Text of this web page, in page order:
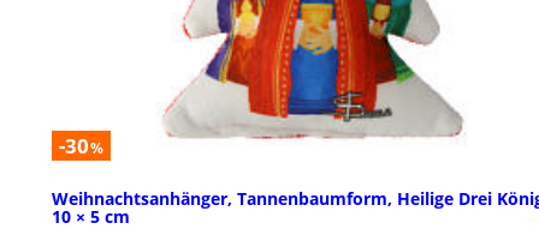
-30%
Weihnachtsanhänger, Tannenbaumform, Heilige Drei
10 × 5 cm